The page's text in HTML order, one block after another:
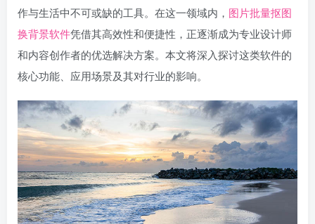
作与生活中不可或缺的工具。在这一领域内， 图片批量抠图
换背景软件凭借其高效性和便捷性，正逐渐成为专业设计师
和内容创作者的优选解决方案。本文将深入探讨这类软件的
核心功能、应用场景及其对行业的影响。